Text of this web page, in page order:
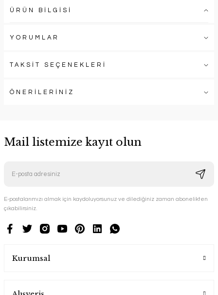
ÜRÜN BİLGİSİ
YORUMLAR
TAKSİT SEÇENEKLERİ
ÖNERİLERİNİZ
Mail listemize kayıt olun
E-postalarımızı almak için kaydoluyorsunuz ve dilediğiniz zaman abonelikten
çıkabilirsiniz.
Kurumsal